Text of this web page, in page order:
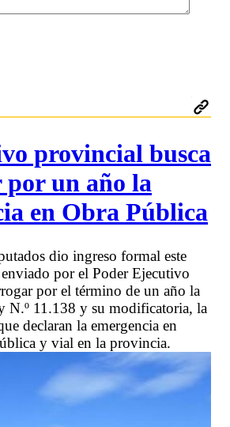
provincial busca
un año la
en Obra Pública
dio ingreso formal este
por el Poder Ejecutivo
por el término de un año la
N.º 11.138 y su modificatoria, la
declaran la emergencia en
y vial en la provincia.